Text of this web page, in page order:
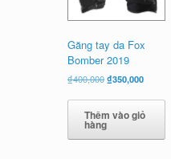
Găng tay da Fox
Bomber 2019
₫400,000Giá
là:
₫400,000.
₫350,000Giá
tại
là:
Thêm vào giỏ
hàng